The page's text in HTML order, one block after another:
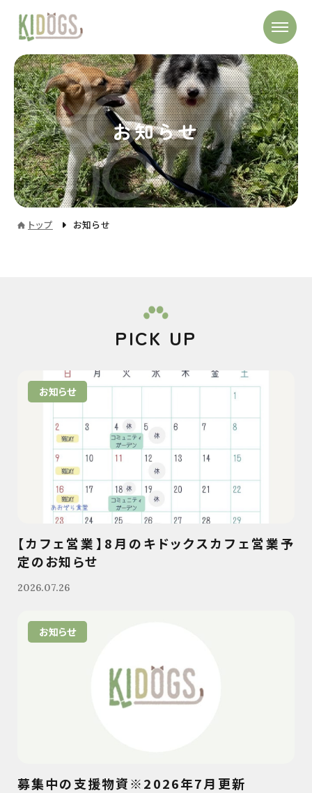
お知らせ
トップ お知らせ
PICK UP
お知らせ
【カフェ営業】8月のキドックスカフェ営業予
定のお知らせ
2026.07.26
お知らせ
募集中の支援物資※2026年7月更新